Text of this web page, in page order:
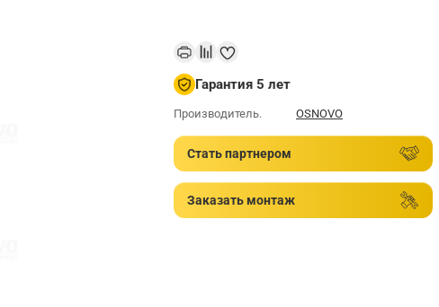
Гарантия 5 лет
Производитель. OSNOVO
Стать партнером
Заказать монтаж